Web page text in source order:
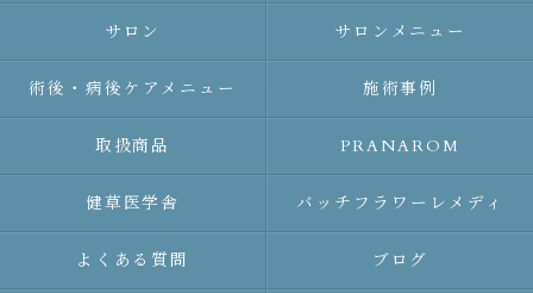
サロン サロンメニュー
術後・病後ケアメニュー 施術事例
取扱商品 PRANAROM
健草医学舎 バッチフラワーレメディ
よくある質問 ブログ